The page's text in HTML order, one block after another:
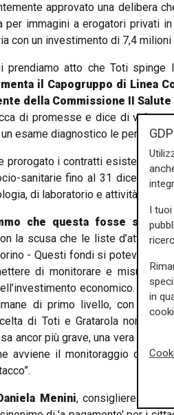
approvato una delibera
per immagini a erogatori privati
con un investimento di 7,4 milioni
prendiamo atto che Toti spinge
il Capogruppo di Linea
della Commissione II Salute
di promesse e dice di voler
esame diagnostico le persone
prorogato i contratti esistenti con
sanitarie fino al 31 dicembre
di laboratorio e attività
che questa fosse solo
la scusa che le liste d’attesa
- Questi fondi si potevano
di monitorare e misurare
economico. La
di primo livello, con una
di Toti e Gratarola non
ancor più grave, una vera e
avviene il monitoraggio dei
Menini, consigliere della
I
in